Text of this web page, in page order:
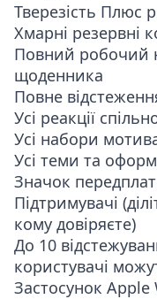
Тверезість Плюс
Хмарні резервні
Повний робочий
щоденника
Повне
Усі реакції
Усі набори
Усі теми та
Значок
Підтримувачі
кому довіряєте)
До 10
користувачі
Застосунок Apple